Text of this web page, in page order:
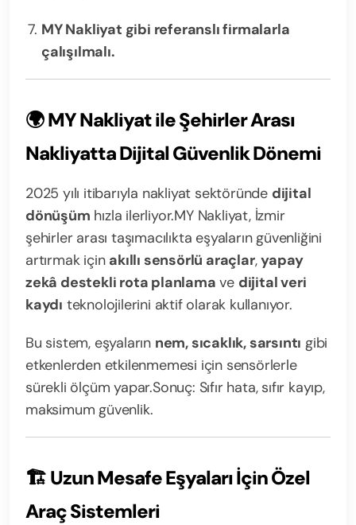
MY Nakliyat gibi referanslı firmalarla
çalışılmalı.
🌍MY Nakliyat ile Şehirler Arası
Nakliyatta Dijital Güvenlik Dönemi
2025 yılı itibarıyla nakliyat sektöründe dijital
dönüşüm hızla ilerliyor.MY Nakliyat, İzmir
şehirler arası taşımacılıkta eşyaların güvenliğini
artırmak için akıllı sensörlü araçlar,yapay
zekâ destekli rota planlama ve dijital veri
kaydı teknolojilerini aktif olarak kullanıyor.
Bu sistem, eşyaların nem, sıcaklık, sarsıntı gibi
etkenlerden etkilenmemesi için sensörlerle
sürekli ölçüm yapar.Sonuç: Sıfır hata, sıfır kayıp,
maksimum güvenlik.
🏗️Uzun Mesafe Eşyaları İçin Özel
Araç Sistemleri